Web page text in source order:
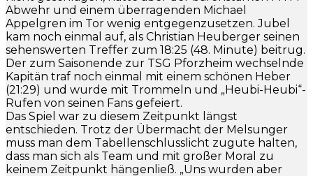
Abwehr und einem überragenden Michael
Appelgren im Tor wenig entgegenzusetzen. Jubel
kam noch einmal auf, als Christian Heuberger seinen
sehenswerten Treffer zum 18:25 (48. Minute) beitrug.
Der zum Saisonende zur TSG Pforzheim wechselnde
Kapitän traf noch einmal mit einem schönen Heber
(21:29) und wurde mit Trommeln und „Heubi-Heubi“-
Rufen von seinen Fans gefeiert.
Das Spiel war zu diesem Zeitpunkt längst
entschieden. Trotz der Übermacht der Melsunger
muss man dem Tabellenschlusslicht zugute halten,
dass man sich als Team und mit großer Moral zu
keinem Zeitpunkt hängenließ. „Uns wurden aber